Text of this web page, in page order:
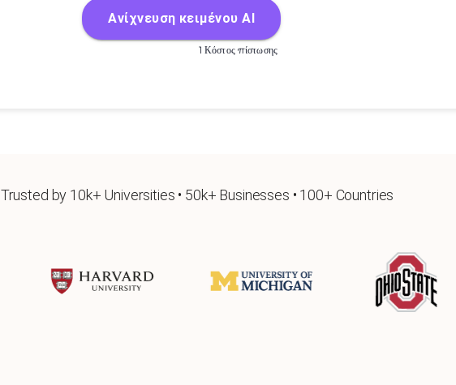
Ανίχνευση κειμένου AI
1 Κόστος πίστωσης
Trusted by 10k+ Universities • 50k+ Businesses • 100+ Countries